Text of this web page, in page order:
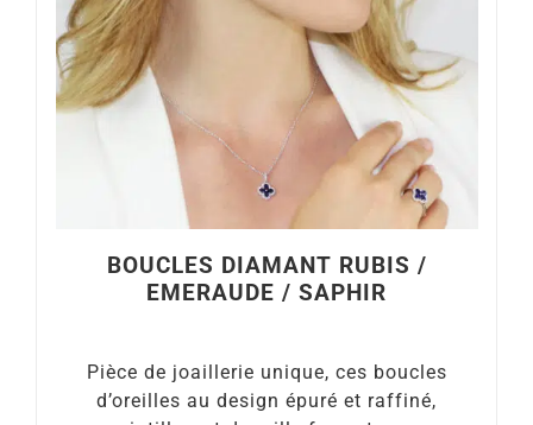
BOUCLES DIAMANT RUBIS /
EMERAUDE / SAPHIR
Pièce de joaillerie unique, ces boucles
d’oreilles au design épuré et raffiné,